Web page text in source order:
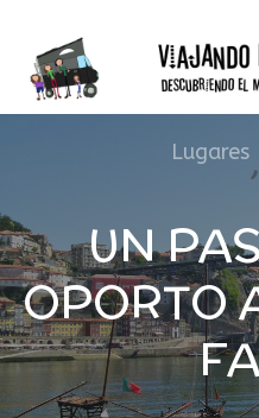
Lugares,
UN
OPORTO